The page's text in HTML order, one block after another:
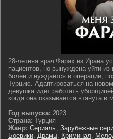
28-летняя врач Фарах из Ирана
пациентов, но вынуждена уйти
болен и нуждается в операции,
Турцию. Адаптироваться на
девушка идёт работать
когда она оказывается втянута в
Год выпуска: 2023
Страна: Турция
Жанр: Сериалы, Зарубежные
Боевики, Драмы, Криминал,